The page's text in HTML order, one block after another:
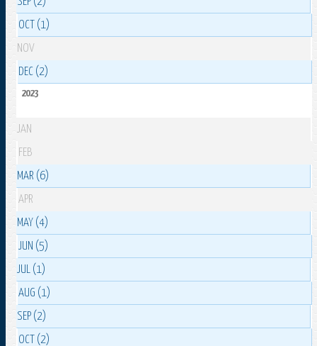
OCT (1)
NOV
DEC (2)
2023
JAN
FEB
MAR (6)
APR
MAY (4)
JUN (5)
JUL (1)
AUG (1)
SEP (2)
OCT (2)